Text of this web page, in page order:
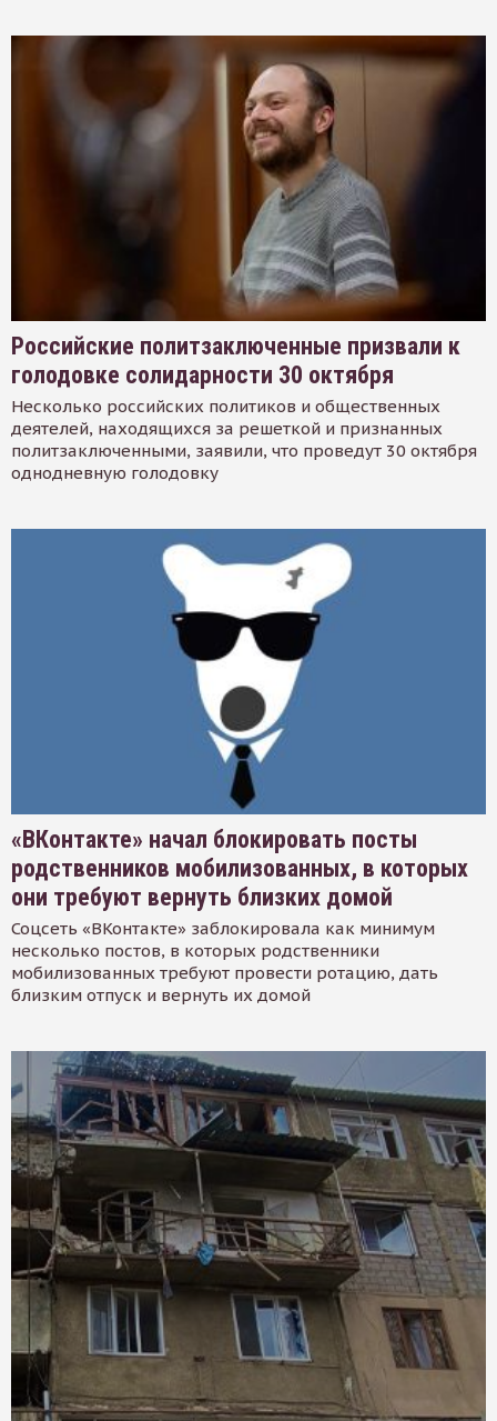
Российские политзаключенные призвали к
голодовке солидарности 30 октября
Несколько российских политиков и общественных
деятелей, находящихся за решеткой и признанных
политзаключенными, заявили, что проведут 30 октября
однодневную голодовку
«ВКонтакте» начал блокировать посты
родственников мобилизованных, в которых
они требуют вернуть близких домой
Соцсеть «ВКонтакте» заблокировала как минимум
несколько постов, в которых родственники
мобилизованных требуют провести ротацию, дать
близким отпуск и вернуть их домой